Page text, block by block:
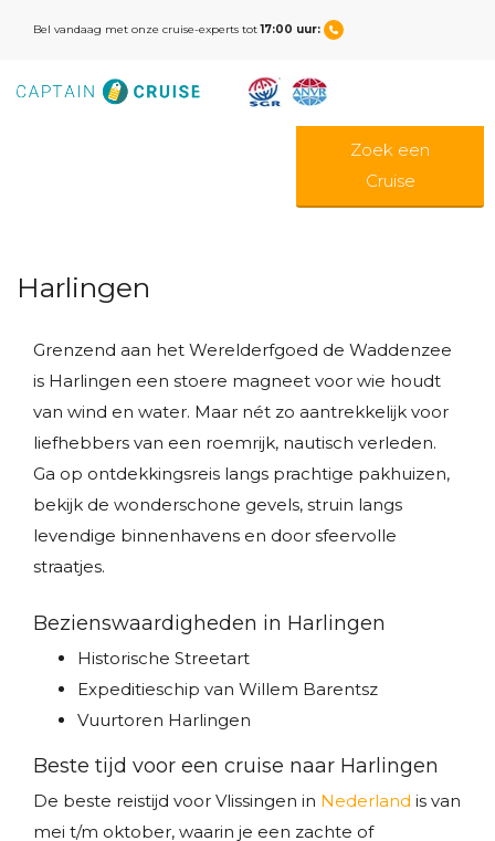
Bel vandaag met onze cruise-experts tot17:00 uur:
Zoek een
Cruise
Harlingen
Grenzend aan het Werelderfgoed de Waddenzee
is Harlingen een stoere magneet voor wie houdt
van wind en water. Maar nét zo aantrekkelijk voor
liefhebbers van een roemrijk, nautisch verleden.
Ga op ontdekkingsreis langs prachtige pakhuizen,
bekijk de wonderschone gevels, struin langs
levendige binnenhavens en door sfeervolle
straatjes.
Bezienswaardigheden in Harlingen
Historische Streetart
Expeditieschip van Willem Barentsz
Vuurtoren Harlingen
Beste tijd voor een cruise naar Harlingen
De beste reistijd voor Vlissingen in Nederland is van
mei t/m oktober, waarin je een zachte of